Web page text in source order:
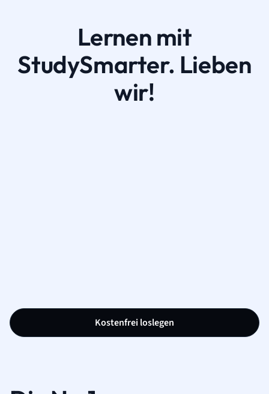
Lernen mit
StudySmarter. Lieben
wir!
Kostenfrei loslegen